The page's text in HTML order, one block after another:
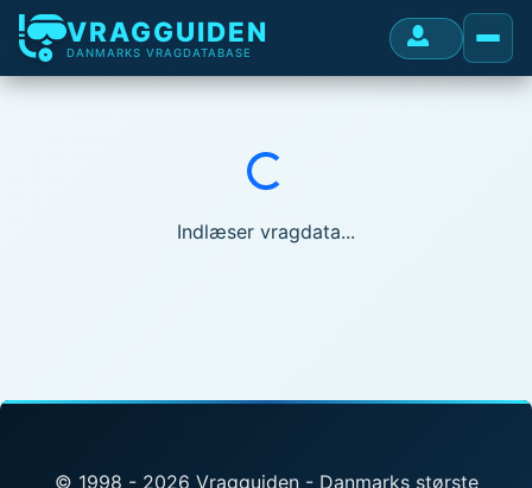
VRAGGUIDEN
DANMARKS VRAGDATABASE
Indlæser...
Indlæser vragdata...
© 1998 - 2026 Vragguiden - Danmarks største